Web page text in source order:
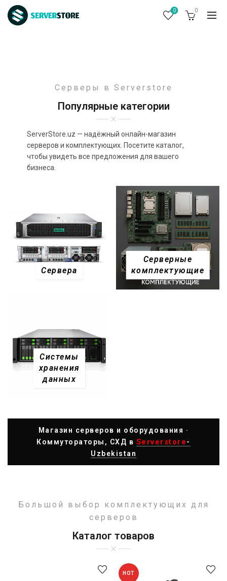
0 0
Серверы в Serverstore
Популярные категории
ServerStore.uz — надёжный онлайн-магазин
серверов и комплектующих. Посетите каталог,
чтобы увидеть все предложения для вашего
бизнеса.
Сервера
Серверные
комплектующие
Системы
хранения
данных
Магазин серверов и оборудования ·
Коммутораторы, СХД в Serverstore-
Uzbekistan
Большой выбор комплектующих для
серверов
Каталог товаров
HOT